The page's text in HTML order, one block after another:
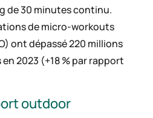
de 30 minutes continu.
de micro-workouts
ont dépassé 220 millions
2023 (+18 % par rapport
outdoor